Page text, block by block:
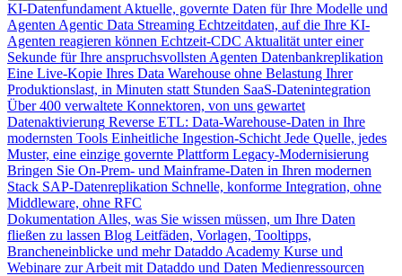
KI-Datenfundament Aktuelle, governte Daten für Ihre Modelle und
Agenten Agentic Data Streaming Echtzeitdaten, auf die Ihre KI-
Agenten reagieren können Echtzeit-CDC Aktualität unter einer
Sekunde für Ihre anspruchsvollsten Agenten Datenbankreplikation
Eine Live-Kopie Ihres Data Warehouse ohne Belastung Ihrer
Produktionslast, in Minuten statt Stunden SaaS-Datenintegration
Über 400 verwaltete Konnektoren, von uns gewartet
Datenaktivierung Reverse ETL: Data-Warehouse-Daten in Ihre
modernsten Tools Einheitliche Ingestion-Schicht Jede Quelle, jedes
Muster, eine einzige governte Plattform Legacy-Modernisierung
Bringen Sie On-Prem- und Mainframe-Daten in Ihren modernen
Stack SAP-Datenreplikation Schnelle, konforme Integration, ohne
Middleware, ohne RFC
Dokumentation Alles, was Sie wissen müssen, um Ihre Daten
fließen zu lassen Blog Leitfäden, Vorlagen, Tooltipps,
Brancheneinblicke und mehr Dataddo Academy Kurse und
Webinare zur Arbeit mit Dataddo und Daten Medienressourcen